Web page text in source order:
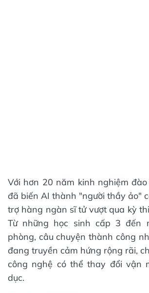
Với hơn 20 năm kinh nghiệm
đã biến AI thành "người thầy ảo"
trợ hàng ngàn sĩ tử vượt qua kỳ
Từ những học sinh cấp 3 đến
phòng, câu chuyện thành công
đang truyền cảm hứng rộng rãi,
công nghệ có thể thay đổi vận
dục.